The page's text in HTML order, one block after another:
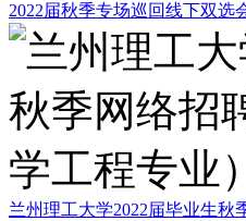
2022届秋季专场巡回线下双
兰州理工大学2022届毕业生